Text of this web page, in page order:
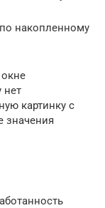
накопленному
нет
картинку с
значения